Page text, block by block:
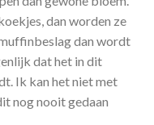
dan worden ze
dan wordt
dat het in dit
Ik kan het niet met
nog nooit gedaan